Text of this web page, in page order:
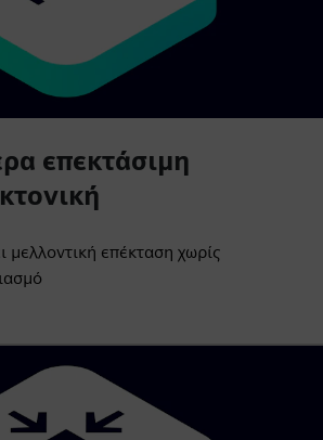
επεκτάσιμη
μελλοντική επέκταση χωρίς